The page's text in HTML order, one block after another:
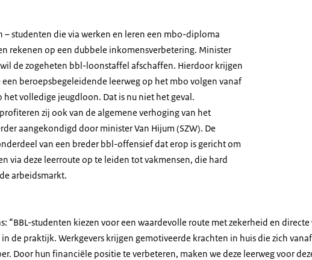
– studenten die via werken en leren een mbo-diploma
rekenen op een dubbele inkomensverbetering. Minister
wil de zogeheten bbl-loonstaffel afschaffen. Hierdoor krijgen
beroepsbegeleidende leerweg op het mbo volgen vanaf
het volledige jeugdloon. Dat is nu niet het geval.
zij ook van de algemene verhoging van het
aangekondigd door minister Van Hijum (SZW). De
van een breder bbl-offensief dat erop is gericht om
via deze leerroute op te leiden tot vakmensen, die hard
arbeidsmarkt.
“BBL-studenten kiezen voor een waardevolle route met zekerheid en
in de praktijk. Werkgevers krijgen gemotiveerde krachten in huis die zich
Door hun financiële positie te verbeteren, maken we deze leerweg voor